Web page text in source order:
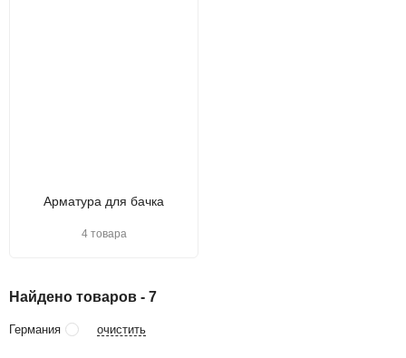
Арматура для бачка
4 товара
Найдено товаров - 7
Германия очистить